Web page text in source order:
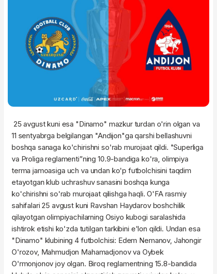
25 avgust kuni esa "Dinamo" mazkur turdan o'rin olgan va
11 sentyabrga belgilangan "Andijon"ga qarshi bellashuvni
boshqa sanaga ko'chirishni so'rab murojaat qildi. "Superliga
va Proliga reglamenti”ning 10.9-bandiga ko'ra, olimpiya
terma jamoasiga uch va undan ko'p futbolchisini taqdim
etayotgan klub uchrashuv sanasini boshqa kunga
ko'chirishni so'rab murojaat qilishga haqli. O'FA rasmiy
sahifalari 25 avgust kuni Ravshan Haydarov boshchilik
qilayotgan olimpiyachilarning Osiyo kubogi saralashida
ishtirok etishi ko'zda tutilgan tarkibini e'lon qildi. Undan esa
"Dinamo" klubining 4 futbolchisi: Edem Nemanov, Jahongir
O'rozov, Mahmudjon Mahamadjonov va Oybek
O'rmonjonov joy olgan. Biroq reglamentning 15.8-bandida